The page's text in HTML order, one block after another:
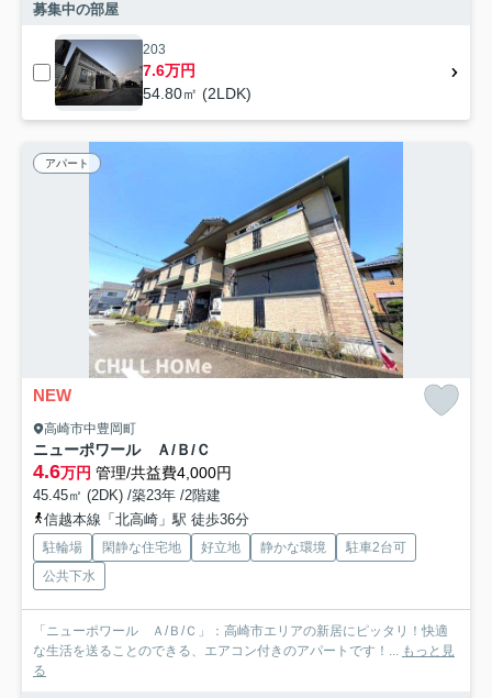
募集中の部屋
203
7.6万円
54.80㎡ (2LDK)
アパート
NEW
高崎市中豊岡町
ニューポワール Ａ/Ｂ/Ｃ
4.6万円 管理/共益費4,000円
45.45㎡ (2DK) /築23年 /2階建
信越本線「北高崎」駅 徒歩36分
駐輪場 閑静な住宅地 好立地 静かな環境
駐車2台可
公共下水
「ニューポワール Ａ/Ｂ/Ｃ」：高崎市エリアの新居にピッタリ！快適
な生活を送ることのできる、エアコン付きのアパートです！... もっと見
る